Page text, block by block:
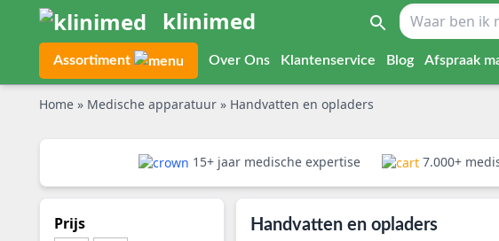
klinimed
Assortiment Over Ons Klantenservice Blog Afspraak
Home » Medische apparatuur » Handvatten en opladers
15+ jaar medische expertise 7.000+
Prijs
Handvatten en opladers